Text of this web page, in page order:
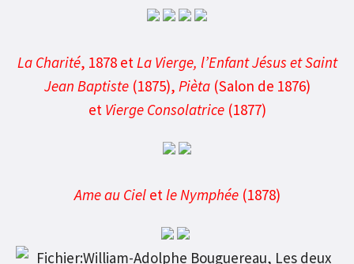
La Charité, 1878 et La Vierge, l’Enfant Jésus et Saint
Jean Baptiste (1875), Pièta(Salon de 1876)
et Vierge Consolatrice(1877)
Ame au Ciel etle Nymphée (1878)